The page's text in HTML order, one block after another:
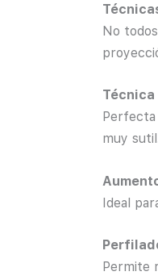
No
muy
Ideal
Permite